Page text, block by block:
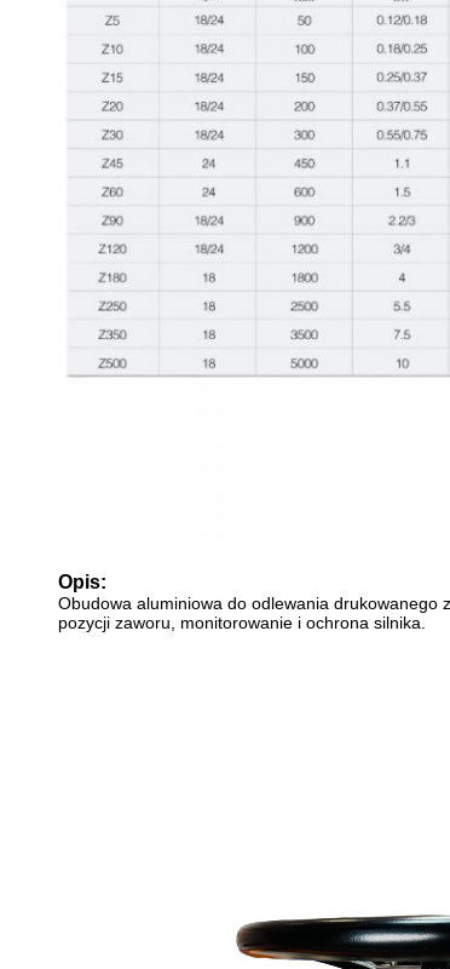
Opis:
Obudowa aluminiowa do odlewania drukowanego
pozycji zaworu, monitorowanie i ochrona silnika.